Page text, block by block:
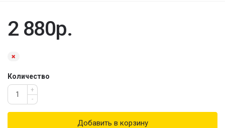
2 880р.
Количество
+
-
Добавить в корзину